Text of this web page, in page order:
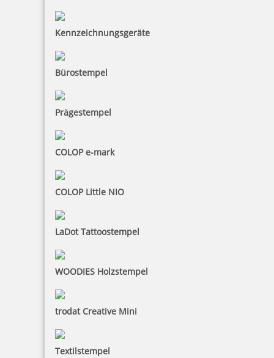
Kennzeichnungsgeräte
Bürostempel
Prägestempel
COLOP e-mark
COLOP Little NIO
LaDot Tattoostempel
WOODIES Holzstempel
trodat Creative Mini
Textilstempel